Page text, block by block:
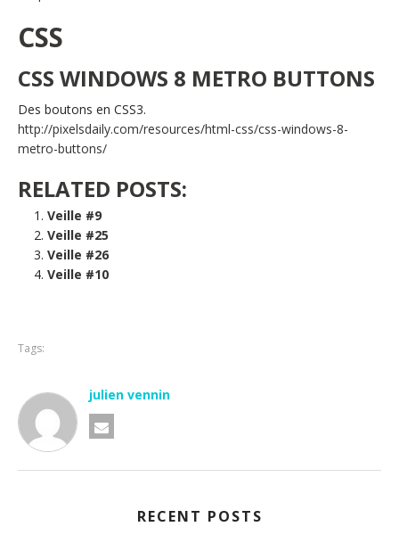
CSS
CSS WINDOWS 8 METRO BUTTONS
Des boutons en CSS3.
http://pixelsdaily.com/resources/html-css/css-windows-8-
metro-buttons/
RELATED POSTS:
Veille #9
Veille #25
Veille #26
Veille #10
Tags:
julien vennin
RECENT POSTS